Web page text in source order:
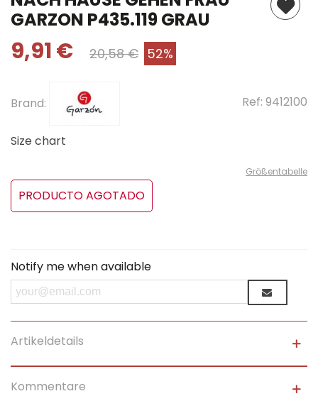
GARZON P435.119 GRAU
9,91 € 20,58 € 52%
Brand: Ref: 9412100
Size chart
Größentabelle
PRODUCTO AGOTADO
Notify me when available
Artikeldetails
Kommentare